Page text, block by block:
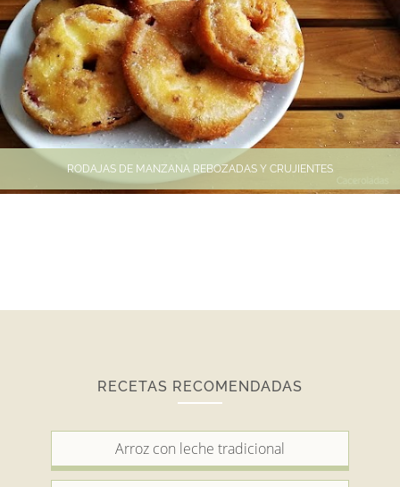
RODAJAS DE MANZANA REBOZADAS Y CRUJIENTES
RECETAS RECOMENDADAS
Arroz con leche tradicional